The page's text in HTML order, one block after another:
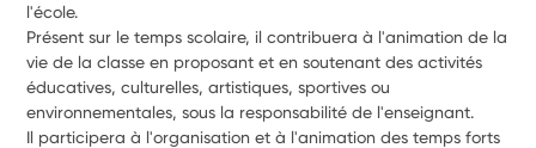
l'école.
Présent sur le temps scolaire, il contribuera à l'animation de la
vie de la classe en proposant et en soutenant des activités
éducatives, culturelles, artistiques, sportives ou
environnementales, sous la responsabilité de l'enseignant.
Il participera à l'organisation et à l'animation des temps forts